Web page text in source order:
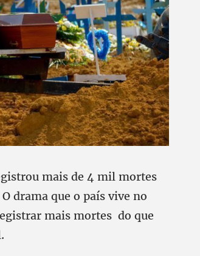
mais de 4 mil mortes
drama que o país vive no
mais mortes do que